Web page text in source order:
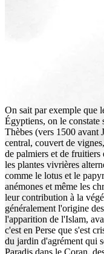
On sait par exemple que
Égyptiens, on le constate
Thèbes (vers 1500 avant
central, couvert de
de palmiers et de fruitiers
les plantes vivrières
comme le lotus et le
anémones et même les
leur contribution à la
généralement l'origine
l'apparition de l'Islam,
c'est en Perse que s'est
du jardin d'agrément qui
Paradis dans le Coran,